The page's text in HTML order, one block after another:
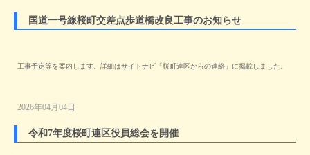
国道一号線桜町交差点歩道橋改良工事のお知らせ
工事予定等を案内します。詳細はサイトナビ「桜町連区からの連絡」に掲載しました。
2026年04月04日
令和7年度桜町連区役員総会を開催